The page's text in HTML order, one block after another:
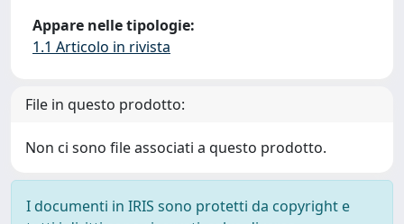
Appare nelle tipologie:
1.1 Articolo in rivista
File in questo prodotto:
Non ci sono file associati a questo prodotto.
I documenti in IRIS sono protetti da copyright e